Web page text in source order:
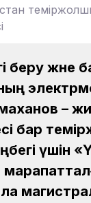
беру және
–
бар
үшін